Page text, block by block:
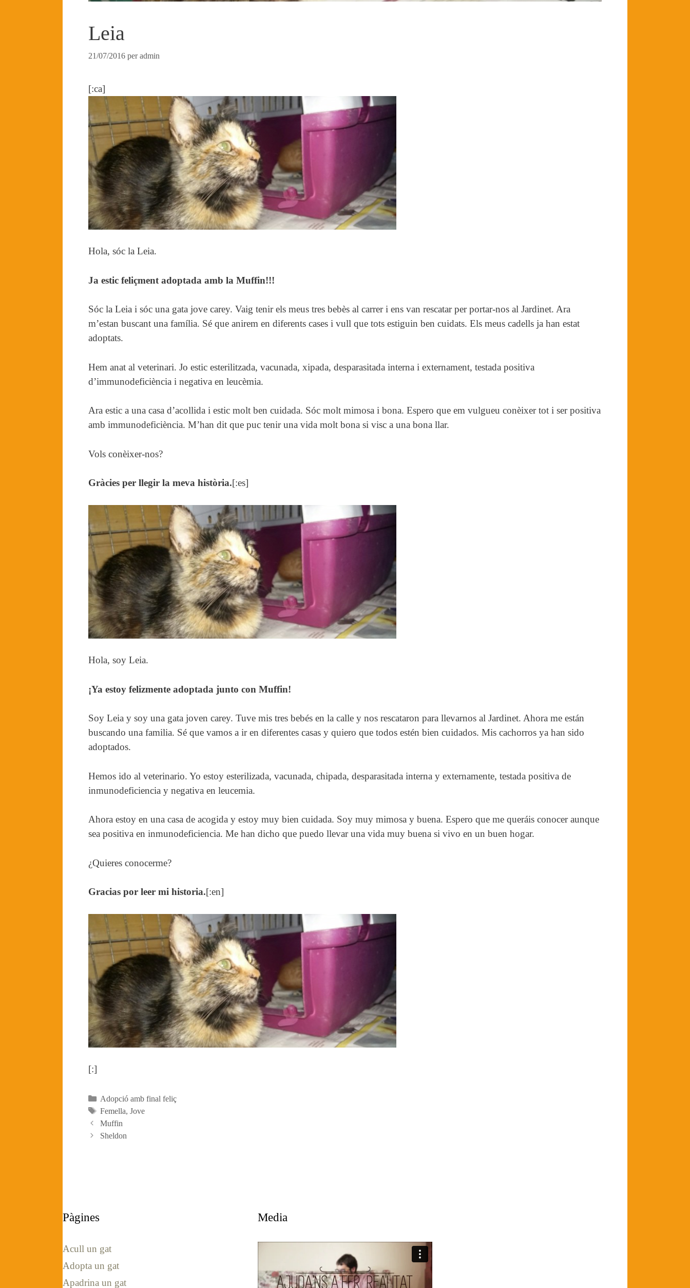
Leia
21/07/2016 peradmin
[:ca]
Hola, sóc la Leia.
Ja estic feliçment adoptada amb la Muffin!!!
Sóc la Leia i sóc una gata jove carey. Vaig tenir els meus tres bebès al carrer i ens van rescatar per portar-nos al Jardinet. Ara
m’estan buscant una família. Sé que anirem en diferents cases i vull que tots estiguin ben cuidats. Els meus cadells ja han estat
adoptats.
Hem anat al veterinari. Jo estic esterilitzada, vacunada, xipada, desparasitada interna i externament, testada positiva
d’immunodeficiència i negativa en leucèmia.
Ara estic a una casa d’acollida i estic molt ben cuidada. Sóc molt mimosa i bona. Espero que em vulgueu conèixer tot i ser positiva
amb immunodeficiència. M’han dit que puc tenir una vida molt bona si visc a una bona llar.
Vols conèixer-nos?
Gràcies per llegir la meva història.[:es]
Hola, soy Leia.
¡Ya estoy felizmente adoptada junto con Muffin!
Soy Leia y soy una gata joven carey. Tuve mis tres bebés en la calle y nos rescataron para llevarnos al Jardinet. Ahora me están
buscando una familia. Sé que vamos a ir en diferentes casas y quiero que todos estén bien cuidados. Mis cachorros ya han sido
adoptados.
Hemos ido al veterinario. Yo estoy esterilizada, vacunada, chipada, desparasitada interna y externamente, testada positiva de
inmunodeficiencia y negativa en leucemia.
Ahora estoy en una casa de acogida y estoy muy bien cuidada. Soy muy mimosa y buena. Espero que me queráis conocer aunque
sea positiva en inmunodeficiencia. Me han dicho que puedo llevar una vida muy buena si vivo en un buen hogar.
¿Quieres conocerme?
Gracias por leer mi historia.[:en]
[:]
Categories
Adopció amb final feliç
Etiquetes
Femella, Jove
Muffin
Sheldon
Pàgines
Acull un gat
Adopta un gat
Apadrina un gat
Media